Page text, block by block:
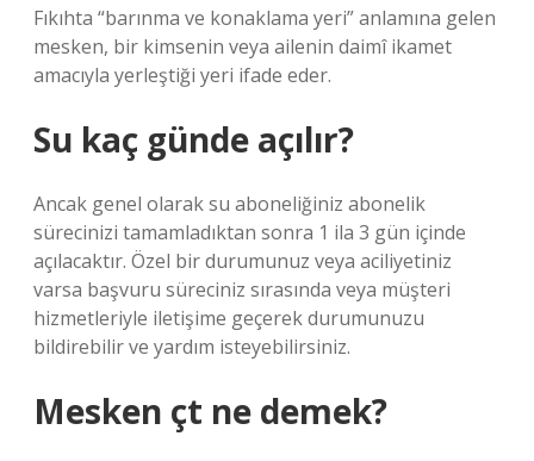
Fıkıhta “barınma ve konaklama yeri” anlamına gelen
mesken, bir kimsenin veya ailenin daimî ikamet
amacıyla yerleştiği yeri ifade eder.
Su kaç günde açılır?
Ancak genel olarak su aboneliğiniz abonelik
sürecinizi tamamladıktan sonra 1 ila 3 gün içinde
açılacaktır. Özel bir durumunuz veya aciliyetiniz
varsa başvuru süreciniz sırasında veya müşteri
hizmetleriyle iletişime geçerek durumunuzu
bildirebilir ve yardım isteyebilirsiniz.
Mesken çt ne demek?